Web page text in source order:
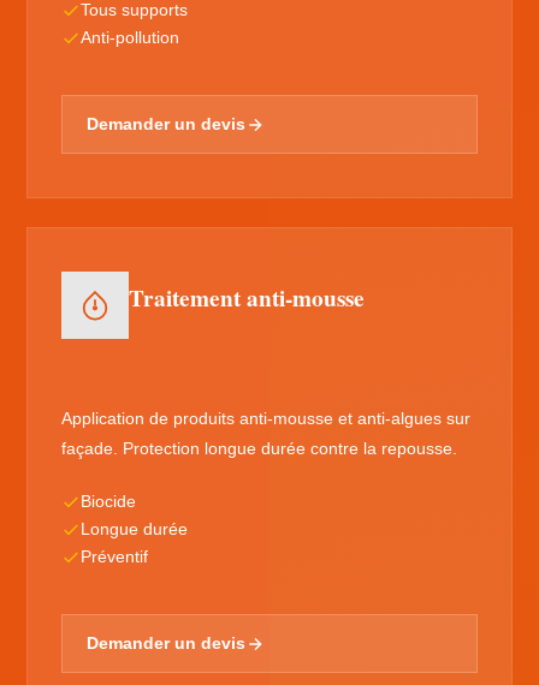
Tous supports
Anti-pollution
Demander un devis
Traitement anti-mousse
Application de produits anti-mousse et anti-algues sur
façade. Protection longue durée contre la repousse.
Biocide
Longue durée
Préventif
Demander un devis